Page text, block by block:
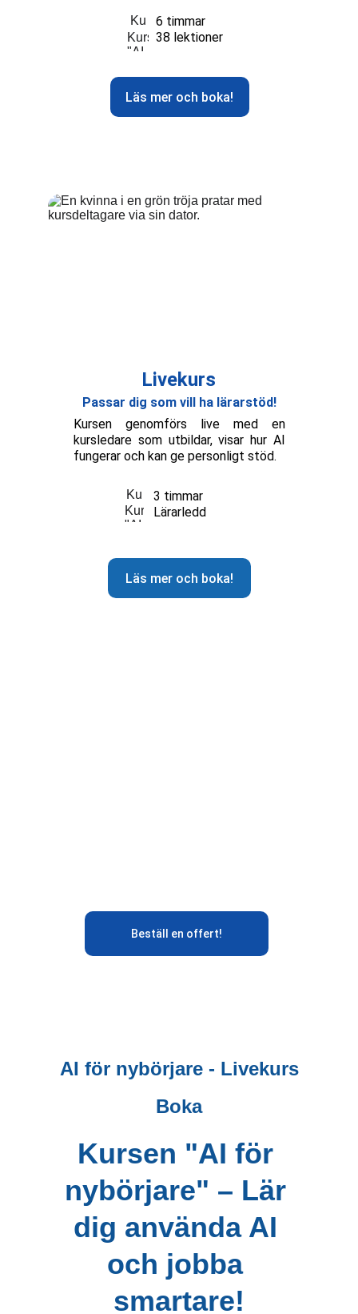
Livekurs
Kursen genomförs live med en
kursledare som utbildar, visar hur AI
fungerar och kan ge personligt stöd.
Passar dig som vill ha lärarstöd!
Läs mer och boka!
6 timmar
38 lektioner
3 timmar
Lärarledd
Läs mer och boka!
Beställ en offert!
AI för nybörjare - Livekurs
Boka
Kursen "AI för
nybörjare" – Lär
dig använda AI
och jobba
smartare!